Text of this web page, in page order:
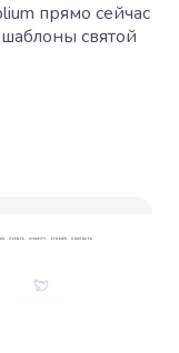
прямо сейчас
святой